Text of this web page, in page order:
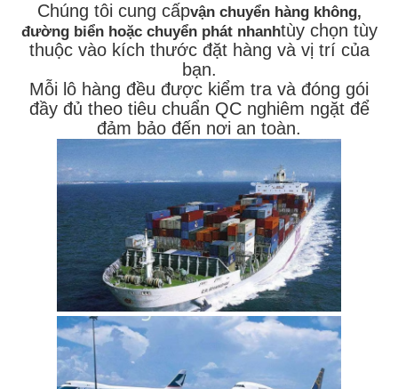
Chúng tôi cung cấpvận chuyển hàng không,
đường biển hoặc chuyển phát nhanhtùy chọn tùy
thuộc vào kích thước đặt hàng và vị trí của
bạn.
Mỗi lô hàng đều được kiểm tra và đóng gói
đầy đủ theo tiêu chuẩn QC nghiêm ngặt để
đảm bảo đến nơi an toàn.